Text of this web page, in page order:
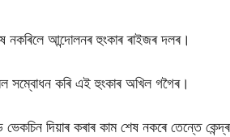
নকৰিলে আন্দোলনৰ হুংকাৰ ৰাইজৰ দলৰ।
সম্বোধন কৰি এই হুংকাৰ অখিল গগৈৰ।
দিয়াৰ কৰাৰ কাম শেষ নকৰে তেন্তে